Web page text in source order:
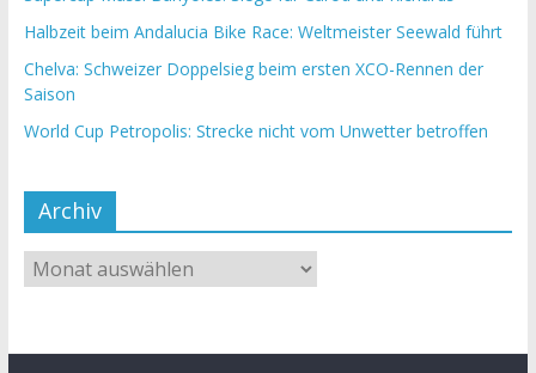
Halbzeit beim Andalucia Bike Race: Weltmeister Seewald führt
Chelva: Schweizer Doppelsieg beim ersten XCO-Rennen der
Saison
World Cup Petropolis: Strecke nicht vom Unwetter betroffen
Archiv